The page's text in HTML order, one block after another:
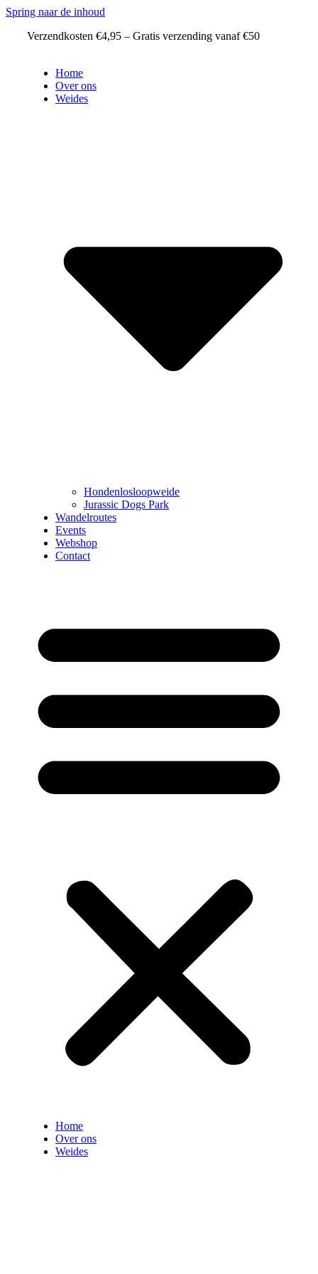
Spring naar de inhoud
Verzendkosten €4,95 – Gratis verzending vanaf €50
Home
Over ons
Weides
Hondenlosloopweide
Jurassic Dogs Park
Wandelroutes
Events
Webshop
Contact
Home
Over ons
Weides